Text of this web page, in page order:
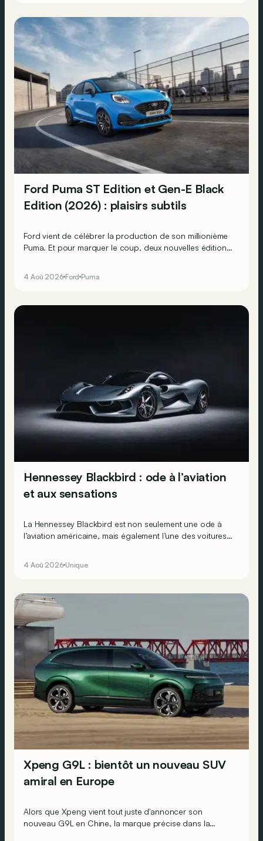
Ford Puma ST Edition et Gen-E Black
Edition (2026) : plaisirs subtils
Ford vient de célébrer la production de son millionième
Puma. Et pour marquer le coup, deux nouvelles éditions
4 Aoû 2026 Ford Puma
Hennessey Blackbird : ode à l’aviation
et aux sensations
La Hennessey Blackbird est non seulement une ode à
l’aviation américaine, mais également l’une des voitures
4 Aoû 2026 Unique
Xpeng G9L : bientôt un nouveau SUV
amiral en Europe
Alors que Xpeng vient tout juste d'annoncer son
nouveau G9L en Chine, la marque précise dans la